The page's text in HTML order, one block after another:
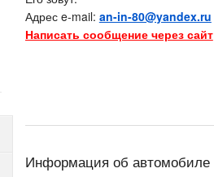
Адрес e-mail: an-in-80@yandex.ru
Написать сообщение через сайт
Информация об автомобиле